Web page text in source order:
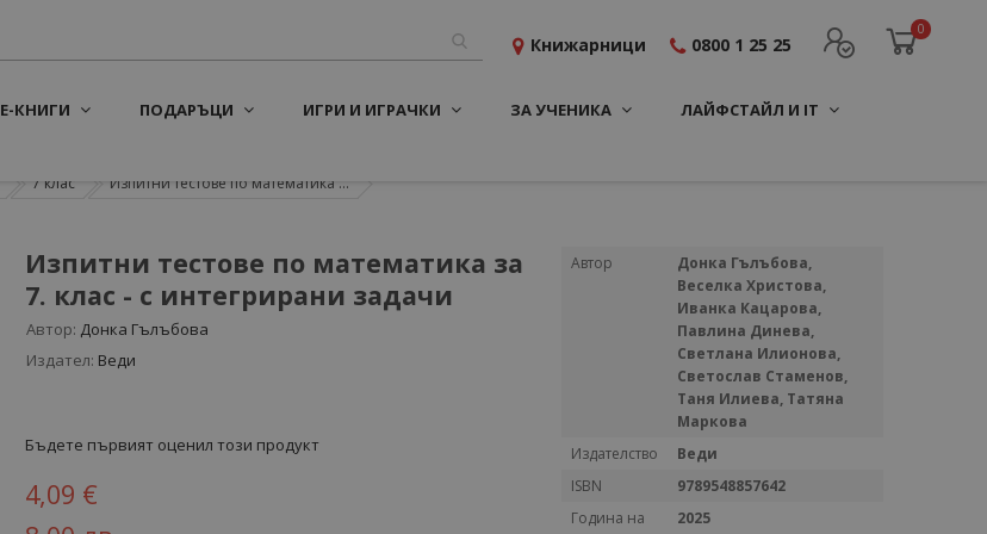
0
Книжарници 0800 1 25 25
Е-КНИГИ ПОДАРЪЦИ ИГРИ И ИГРАЧКИ ЗА УЧЕНИКА ЛАЙФСТАЙЛ И IT
7 клас Изпитни тестове по математика ...
Изпитни тестове по математика за
7. клас - с интегрирани задачи
Автор: Донка Гълъбова
Издател: Веди
Бъдете първият оценил този продукт
4,09 €
Повече
Автор
Донка Гълъбова,
Веселка Христова,
Иванка Кацарова,
Павлина Динева,
Светлана Илионова,
Светослав Стаменов,
Таня Илиева, Татяна
Маркова
Издателство
Веди
ISBN
9789548857642
Година на
2025